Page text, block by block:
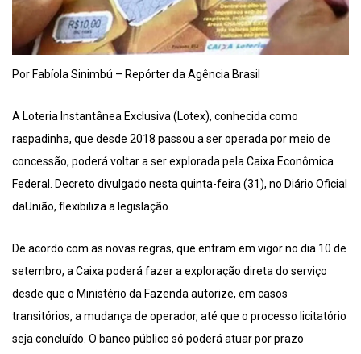
Por Fabíola Sinimbú – Repórter da Agência Brasil
A Loteria Instantânea Exclusiva (Lotex), conhecida como
raspadinha, que desde 2018 passou a ser operada por meio de
concessão, poderá voltar a ser explorada pela Caixa Econômica
Federal. Decreto divulgado nesta quinta-feira (31), no Diário Oficial
daUnião, flexibiliza a legislação.
De acordo com as novas regras, que entram em vigor no dia 10 de
setembro, a Caixa poderá fazer a exploração direta do serviço
desde que o Ministério da Fazenda autorize, em casos
transitórios, a mudança de operador, até que o processo licitatório
seja concluído. O banco público só poderá atuar por prazo